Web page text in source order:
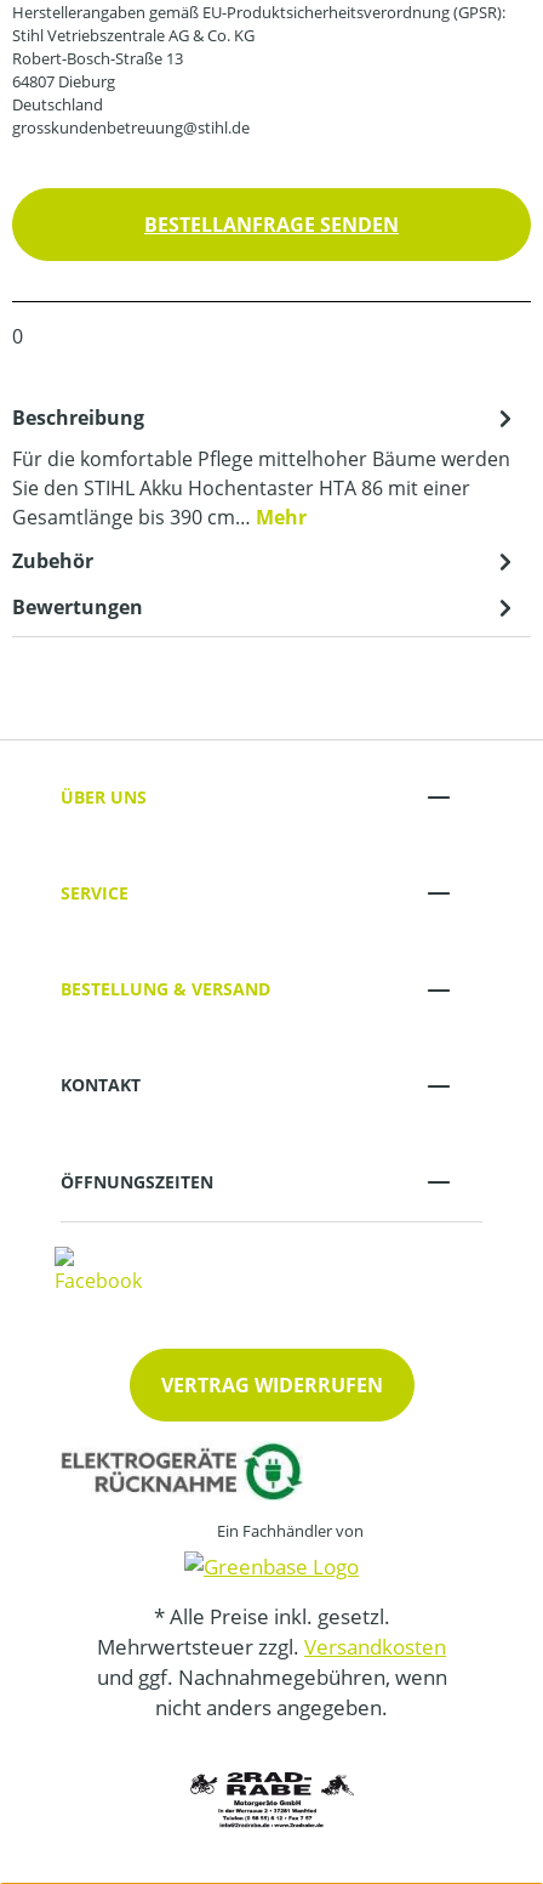
Herstellerangaben gemäß EU-Produktsicherheitsverordnung (GPSR):
Stihl Vetriebszentrale AG & Co. KG
Robert-Bosch-Straße 13
64807 Dieburg
Deutschland
grosskundenbetreuung@stihl.de
BESTELLANFRAGE SENDEN
0
Beschreibung
Für die komfortable Pflege mittelhoher Bäume werden
Sie den STIHL Akku Hochentaster HTA 86 mit einer
Gesamtlänge bis 390 cm… Mehr
Zubehör
Bewertungen
ÜBER UNS
SERVICE
BESTELLUNG & VERSAND
KONTAKT
ÖFFNUNGSZEITEN
VERTRAG WIDERRUFEN
Ein Fachhändler von
* Alle Preise inkl. gesetzl.
Mehrwertsteuer zzgl. Versandkosten
und ggf. Nachnahmegebühren, wenn
nicht anders angegeben.